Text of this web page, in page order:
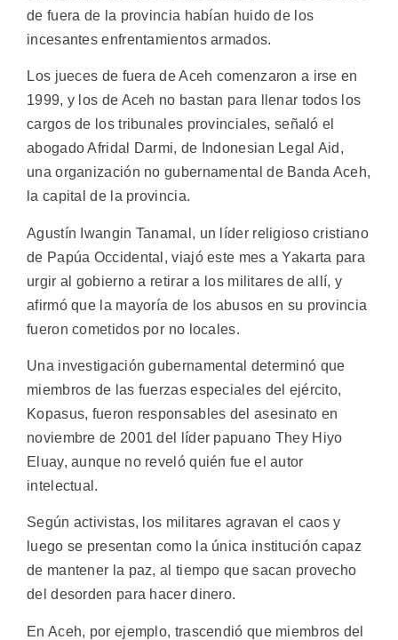
de fuera de la provincia habían huido de los
incesantes enfrentamientos armados.
Los jueces de fuera de Aceh comenzaron a irse en
1999, y los de Aceh no bastan para llenar todos los
cargos de los tribunales provinciales, señaló el
abogado Afridal Darmi, de Indonesian Legal Aid,
una organización no gubernamental de Banda Aceh,
la capital de la provincia.
Agustín Iwangin Tanamal, un líder religioso cristiano
de Papúa Occidental, viajó este mes a Yakarta para
urgir al gobierno a retirar a los militares de allí, y
afirmó que la mayoría de los abusos en su provincia
fueron cometidos por no locales.
Una investigación gubernamental determinó que
miembros de las fuerzas especiales del ejército,
Kopasus, fueron responsables del asesinato en
noviembre de 2001 del líder papuano They Hiyo
Eluay, aunque no reveló quién fue el autor
intelectual.
Según activistas, los militares agravan el caos y
luego se presentan como la única institución capaz
de mantener la paz, al tiempo que sacan provecho
del desorden para hacer dinero.
En Aceh, por ejemplo, trascendió que miembros del